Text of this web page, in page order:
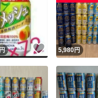
品者
引出品者 Yahoo!フリマ
績◯+ このユーザー
この商品
品画像の無断転載は禁止され
1商品につき1回です
いいね！
5,980円